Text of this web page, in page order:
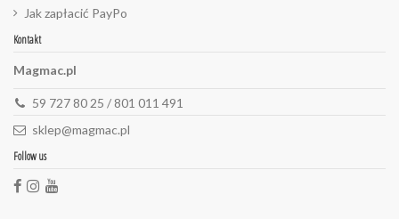
Jak zapłacić PayPo
Kontakt
Magmac.pl
59 727 80 25 / 801 011 491
sklep@magmac.pl
Follow us